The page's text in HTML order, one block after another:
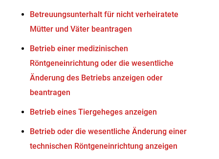
Betreuungsunterhalt für nicht verheiratete
Mütter und Väter beantragen
Betrieb einer medizinischen
Röntgeneinrichtung oder die wesentliche
Änderung des Betriebs anzeigen oder
beantragen
Betrieb eines Tiergeheges anzeigen
Betrieb oder die wesentliche Änderung einer
technischen Röntgeneinrichtung anzeigen